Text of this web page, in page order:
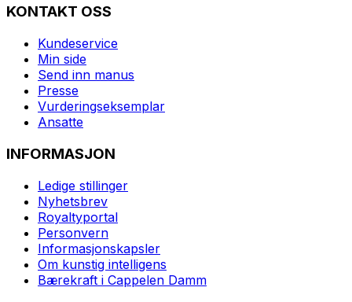
KONTAKT OSS
Kundeservice
Min side
Send inn manus
Presse
Vurderingseksemplar
Ansatte
INFORMASJON
Ledige stillinger
Nyhetsbrev
Royaltyportal
Personvern
Informasjonskapsler
Om kunstig intelligens
Bærekraft i Cappelen Damm